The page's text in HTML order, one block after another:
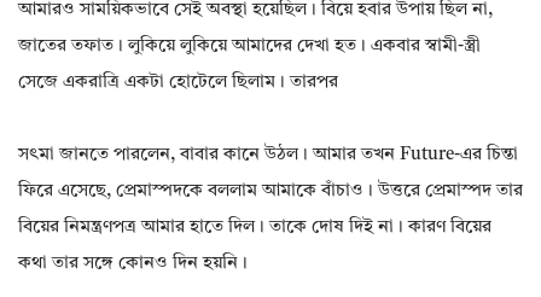
আমারও সাময়িকভাবে সেই অবস্থা হয়েছিল। বিয়ে হবার উপায় ছিল না,
জাতের তফাত। লুকিয়ে লুকিয়ে আমাদের দেখা হত। একবার স্বামী-স্ত্রী
সেজে একরাত্রি একটা হোটেলে ছিলাম। তারপর
সৎমা জানতে পারলেন, বাবার কানে উঠল। আমার তখন Future-এর চিন্তা
ফিরে এসেছে, প্রেমাস্পদকে বললাম আমাকে বাঁচাও। উত্তরে প্রেমাস্পদ তার
বিয়ের নিমন্ত্রণপত্র আমার হাতে দিল। তাকে দোষ দিই না। কারণ বিয়ের
কথা তার সঙ্গে কোনও দিন হয়নি।